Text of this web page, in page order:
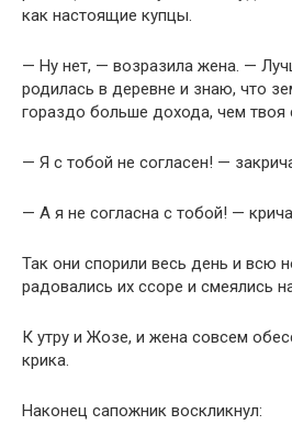
как настоящие купцы.
— Ну нет, — возразила жена. —
родилась в деревне и знаю, что
гораздо больше дохода, чем твоя
— Я с тобой не согласен! —
— А я не согласна с тобой! —
Так они спорили весь день и всю
радовались их ссоре и смеялись
К утру и Жозе, и жена совсем
крика.
Наконец сапожник воскликнул: